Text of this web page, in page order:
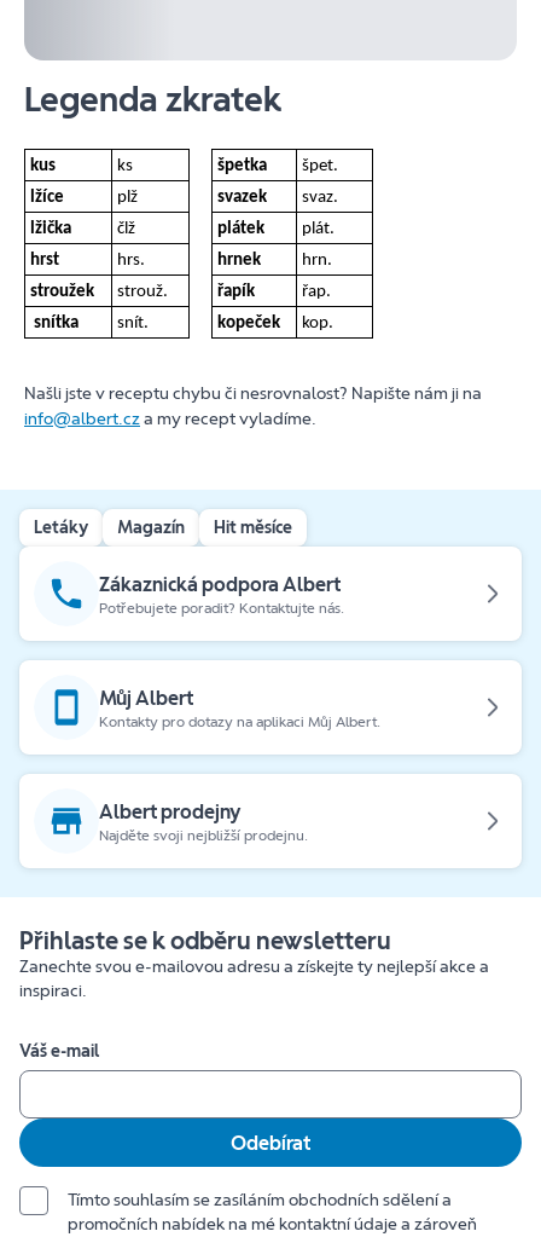
Legenda zkratek
kus ks špetka
špet.
lžíce
plž svazek
svaz.
lžička
člž plátek
plát.
hrst
hrs. hrnek
hrn.
stroužek
strouž. řapík
řap.
snítka
snít. kopeček kop.
Našli jste v receptu chybu či nesrovnalost? Napište nám ji na
info@albert.cza my recept vyladíme.
Letáky Magazín Hit měsíce
Zákaznická podpora Albert
Potřebujete poradit? Kontaktujte nás.
Můj Albert
Kontakty pro dotazy na aplikaci Můj Albert.
Albert prodejny
Najděte svoji nejbližší prodejnu.
Přihlaste se k odběru newsletteru
Zanechte svou e-mailovou adresu a získejte ty nejlepší akce a
inspiraci.
Váš e-mail
Odebírat
Tímto souhlasím se zasíláním obchodních sdělení a
promočních nabídek na mé kontaktní údaje a zároveň